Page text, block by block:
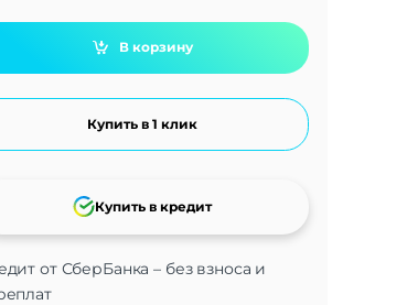
В корзину
Купить в 1 клик
от СберБанка – без взноса и
Купить в кредит